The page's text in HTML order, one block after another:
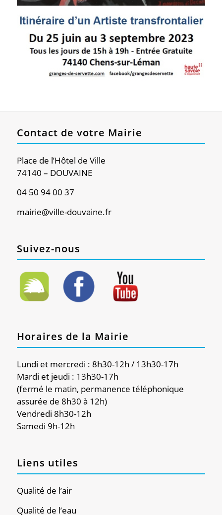
Contact de votre Mairie
Place de l’Hôtel de Ville
74140 – DOUVAINE
04 50 94 00 37
mairie@ville-douvaine.fr
Suivez-nous
Horaires de la Mairie
Lundi et mercredi : 8h30-12h / 13h30-17h
Mardi et jeudi : 13h30-17h
(fermé le matin, permanence téléphonique
assurée de 8h30 à 12h)
Vendredi 8h30-12h
Samedi 9h-12h
Liens utiles
Qualité de l’air
Qualité de l’eau